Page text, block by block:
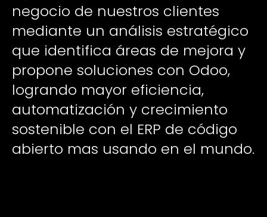
negocio de nuestros clientes
mediante un análisis estratégico
que identifica áreas de mejora y
propone soluciones con Odoo,
logrando mayor eficiencia,
automatización y crecimiento
sostenible con el ERP de código
abierto mas usando en el mundo.